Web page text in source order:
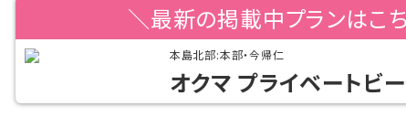
＼最新の掲載中プランはこ
本島北部:本部・今帰仁
オクマ プライベートビ